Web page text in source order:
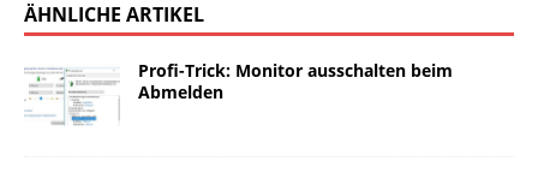
ÄHNLICHE ARTIKEL
Profi-Trick: Monitor ausschalten beim
Abmelden